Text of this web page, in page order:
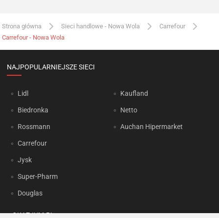
Strona główna Sieci handlowe - Nowa Wola
Carrefour
Carrefour - Nowa Wola
NAJPOPULARNIEJSZE SIECI
Lidl
Biedronka
Rossmann
Carrefour
Jysk
Super-Pharm
Douglas
Kaufland
Netto
Auchan Hipermarket
OKAZJUM.PL